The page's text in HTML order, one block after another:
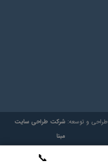
طراحی و توسعه: شرکت طراحی سایت
مبنا